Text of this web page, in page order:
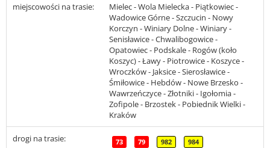
miejscowości na trasie:
Mielec - Wola Mielecka - Piątkowiec -
Wadowice Górne - Szczucin - Nowy
Korczyn - Winiary Dolne - Winiary -
Senisławice - Chwalibogowice -
Opatowiec - Podskale - Rogów (koło
Koszyc) - Ławy - Piotrowice - Koszyce -
Wroczków - Jaksice - Sierosławice -
Śmiłowice - Hebdów - Nowe Brzesko -
Wawrzeńczyce - Złotniki - Igołomia -
Zofipole - Brzostek - Pobiednik Wielki -
Kraków
drogi na trasie: 73 79 982 984